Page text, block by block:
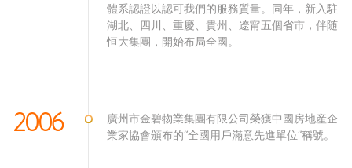
體系認證以認可我們的服務質量。同年，新入駐
湖北、四川、重慶、貴州、遼甯五個省市，伴随
恒大集團，開始布局全國。
2006
廣州市金碧物業集團有限公司榮獲中國房地産企
業家協會頒布的“全國用戶滿意先進單位”稱號。